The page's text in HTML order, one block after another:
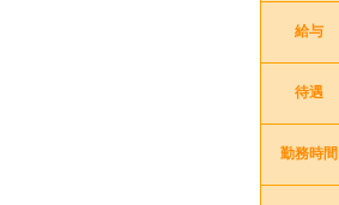
給与
待遇
勤務時間